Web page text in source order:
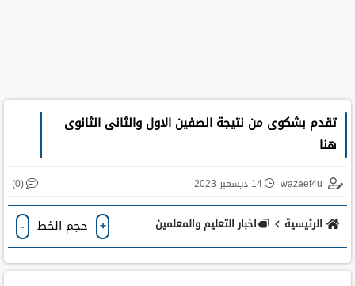
تقدم بشكوى من نتيجة الصفين الاول والثانى الثانوى
هنا
wazaef4u 14 ديسمبر 2023 (0)
الرئيسية اخبار التعليم والمعلمين + حجم الخط -